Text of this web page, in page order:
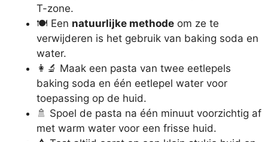
T-zone.
🍽️ Een natuurlijke methode om ze te
verwijderen is het gebruik van baking soda en
water.
👩‍🔬 Maak een pasta van twee eetlepels
baking soda en één eetlepel water voor
toepassing op de huid.
🚿 Spoel de pasta na één minuut voorzichtig af
met warm water voor een frisse huid.